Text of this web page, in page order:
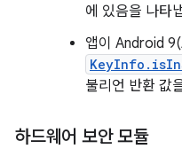
에 있음을 나타
앱이 Android
불리언 반환 값
하드웨어 보안 모듈